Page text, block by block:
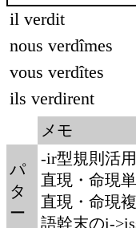
il verdit
nous verdîmes
vous verdîtes
ils verdirent
メモ
パ
タ
ー
-ir型規則活用
直現・命現
直現・命現
語幹末のi-